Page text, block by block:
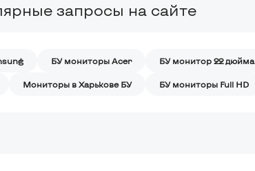
запросы на сайте
БУ мониторы Acer БУ монитор 22 дюйма
Мониторы в Харькове БУ БУ мониторы Full HD